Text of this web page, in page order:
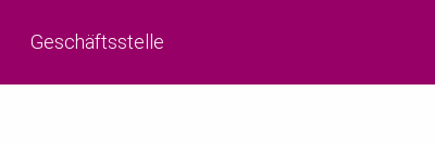
Geschäftsstelle